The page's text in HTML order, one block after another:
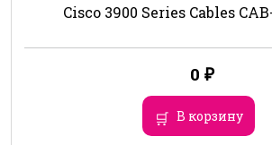
Cisco 3900 Series Cables
0 ₽
В корзину